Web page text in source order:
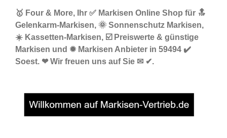
🥇 Four & More, Ihr ✅ Markisen Online Shop für 🔝
Gelenkarm-Markisen, 🌞 Sonnenschutz Markisen,
☀️ Kassetten-Markisen, ☑️ Preiswerte & günstige
Markisen und ✹ Markisen Anbieter in 59494 ✔️
Soest. ❤ Wir freuen uns auf Sie ✉ ✔.